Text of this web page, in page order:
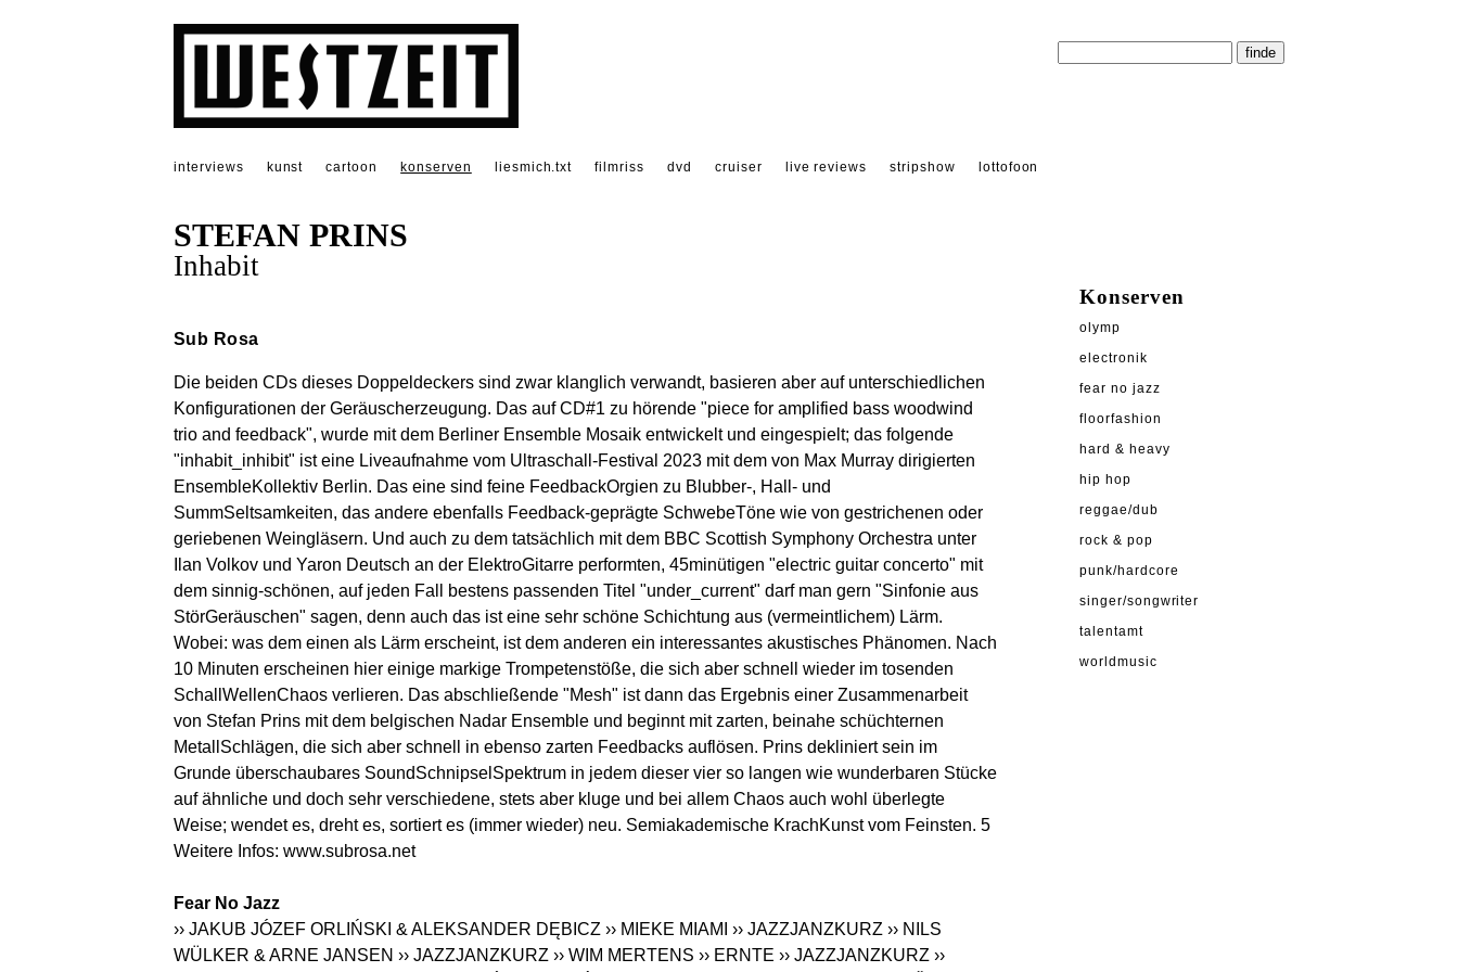
interviews kunst cartoon konserven liesmich.txt filmriss dvd cruiser live reviews stripshow lottofoon
STEFAN PRINS
Inhabit
Sub Rosa
Die beiden CDs dieses Doppeldeckers sind zwar klanglich verwandt, basieren aber auf unterschiedlichen
Konfigurationen der Geräuscherzeugung. Das auf CD#1 zu hörende "piece for amplified bass woodwind
trio and feedback", wurde mit dem Berliner Ensemble Mosaik entwickelt und eingespielt; das folgende
"inhabit_inhibit" ist eine Liveaufnahme vom Ultraschall-Festival 2023 mit dem von Max Murray dirigierten
EnsembleKollektiv Berlin. Das eine sind feine FeedbackOrgien zu Blubber-, Hall- und
SummSeltsamkeiten, das andere ebenfalls Feedback-geprägte SchwebeTöne wie von gestrichenen oder
geriebenen Weingläsern. Und auch zu dem tatsächlich mit dem BBC Scottish Symphony Orchestra unter
Ilan Volkov und Yaron Deutsch an der ElektroGitarre performten, 45minütigen "electric guitar concerto" mit
dem sinnig-schönen, auf jeden Fall bestens passenden Titel "under_current" darf man gern "Sinfonie aus
StörGeräuschen" sagen, denn auch das ist eine sehr schöne Schichtung aus (vermeintlichem) Lärm.
Wobei: was dem einen als Lärm erscheint, ist dem anderen ein interessantes akustisches Phänomen. Nach
10 Minuten erscheinen hier einige markige Trompetenstöße, die sich aber schnell wieder im tosenden
SchallWellenChaos verlieren. Das abschließende "Mesh" ist dann das Ergebnis einer Zusammenarbeit
von Stefan Prins mit dem belgischen Nadar Ensemble und beginnt mit zarten, beinahe schüchternen
MetallSchlägen, die sich aber schnell in ebenso zarten Feedbacks auflösen. Prins dekliniert sein im
Grunde überschaubares SoundSchnipselSpektrum in jedem dieser vier so langen wie wunderbaren Stücke
auf ähnliche und doch sehr verschiedene, stets aber kluge und bei allem Chaos auch wohl überlegte
Weise; wendet es, dreht es, sortiert es (immer wieder) neu. Semiakademische KrachKunst vom Feinsten. 5
Weitere Infos: www.subrosa.net
Fear No Jazz
›› JAKUB JÓZEF ORLIŃSKI & ALEKSANDER DĘBICZ ›› MIEKE MIAMI ›› JAZZJANZKURZ ›› NILS
WÜLKER & ARNE JANSEN ›› JAZZJANZKURZ ›› WIM MERTENS ›› ERNTE ›› JAZZJANZKURZ ››
Konserven
olymp
electronik
fear no jazz
floorfashion
hard & heavy
hip hop
reggae/dub
rock & pop
punk/hardcore
singer/songwriter
talentamt
worldmusic